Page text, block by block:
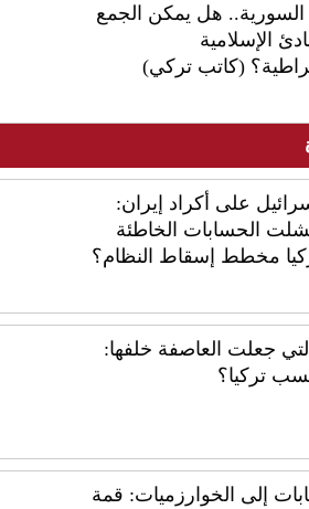
السورية.. هل يمكن الجمع
الإسلامية
(كاتب تركي)
على أكراد إيران:
الحسابات الخاطئة
مخطط إسقاط النظام؟
التي جعلت العاصفة خلفها:
تركيا؟
إلى الخوارزميات: قمة